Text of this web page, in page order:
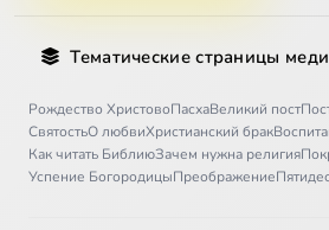
Тематические страницы
Рождество ХристовоПасхаВеликий пост
СвятостьО любвиХристианский брак
Как читать БиблиюЗачем нужна религия
Успение БогородицыПреображение